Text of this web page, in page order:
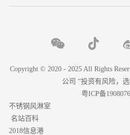
Copyright © 2020 - 2025 All Rights
公司 “投资有风险，
粤ICP备
不锈钢风淋室
名站百科
2018信息港